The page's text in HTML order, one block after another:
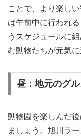
ことで、より楽し
は午前中に行われ
うスケジュールに
む動物たちが元気
昼：地元のグ
動物園を楽しんだ
ましょう。旭川ラ